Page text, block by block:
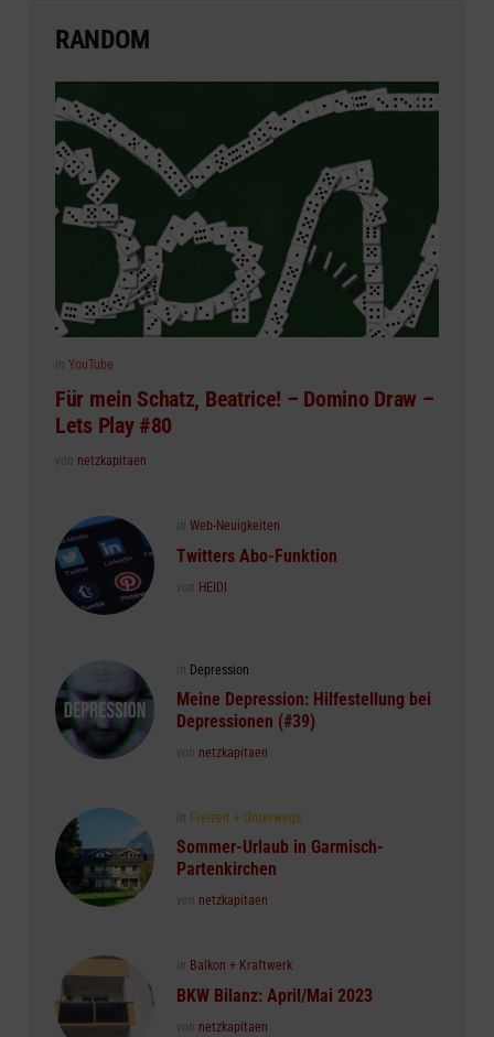
RANDOM
Posted
in YouTube
Für mein Schatz, Beatrice! – Domino Draw –
Lets Play #80
Posted
von netzkapitaen
Posted
in Web-Neuigkeiten
Twitters Abo-Funktion
Posted
von HEIDI
Posted
in
in Depression
Meine Depression: Hilfestellung bei
Depressionen (#39)
Posted
von netzkapitaen
Posted
in
in Freizeit + Unterwegs
Sommer-Urlaub in Garmisch-
Partenkirchen
Posted
von netzkapitaen
Posted
in Balkon + Kraftwerk
BKW Bilanz: April/Mai 2023
Posted
von netzkapitaen